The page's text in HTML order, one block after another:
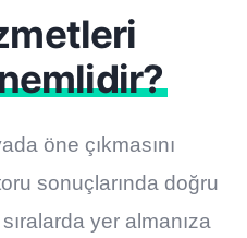
öne çıkmasını
sonuçlarında doğru
yer almanıza